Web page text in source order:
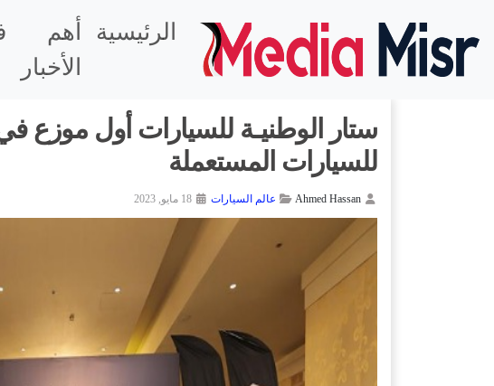
الرئيسية
أهم
الأخبار
ستار الوطنيـة للسيارات أول موزع
للسيارات المستعملة
عالم السيارات